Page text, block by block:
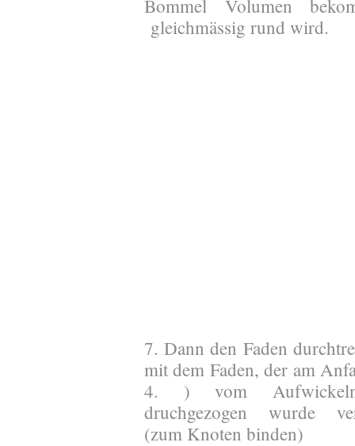
Bommel Volumen
gleichmässig rund wird.
7. Dann den Faden
mit dem Faden, der am
4. ) vom
druchgezogen wurde
(zum Knoten binden)